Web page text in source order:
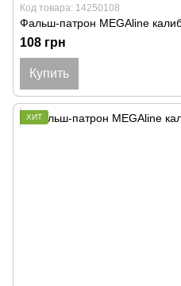
Код товара: 14250108
Фальш-патрон MEGAline
108 грн
Купить
ХИТ